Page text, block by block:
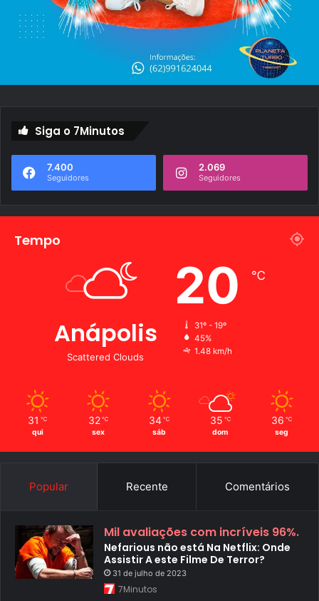
Siga o 7Minutos
7.400
Seguidores
2.069
Seguidores
Tempo
Anápolis
Scattered Clouds
20 ℃
31º - 19º
45%
1.48 km/h
31 ℃
qui
32 ℃
sex
34 ℃
sáb
35 ℃
dom
36 ℃
seg
Popular Recente Comentários
Mil avaliações com incríveis 96%.
Nefarious não está Na Netflix: Onde
Assistir A este Filme De Terror?
31 de julho de 2023
7Minutos